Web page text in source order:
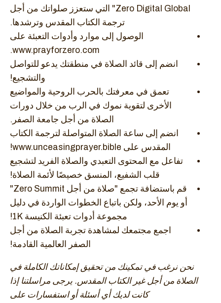
Zero Digital Global" التي ستعزز صلواتك من أجل
ترجمة الكتاب المقدس وترشدها.
الوصول إلى موارد وأدوات التعبئة على
www.prayforzero.com.
انضم إلى قائد الصلاة في منطقتك يدعو للتواصل
والتشجيع!
تعمق في معرفتك بالحرب الروحية والمواضيع
الأخرى لتقوية نموك في الرب من خلال دورات
الصلاة من أجل جامعة الصفر.
انضم إلى ساعة الصلاة المتواصلة لترجمة الكتاب
المقدس على www.unceasingprayer.bible!
تفاعل مع المحتوى التعبدي والصلاة الفريد لتشجيع
قلب الشفيع، المنسق خصيصًا لأئمة الصلاة!
قم باستضافة تجمع "صلاة من أجل Zero Summit"
أو يوم الأحد، ولكن باتباع الخطوات الواردة في دليل
مجموعة أدوات تعبئة الكنيسة 1K!
اجمع مجتمعك لمشاهدة تجربة الصلاة من أجل
الصفر العالمية القادمة!
نحن نرغب في تمكينك من تحقيق إمكاناتك الكاملة في
الصلاة من أجل غير الكتاب المقدس. يرجى مراسلتنا إذا
كانت لديك أي أسئلة أو استفسارات على